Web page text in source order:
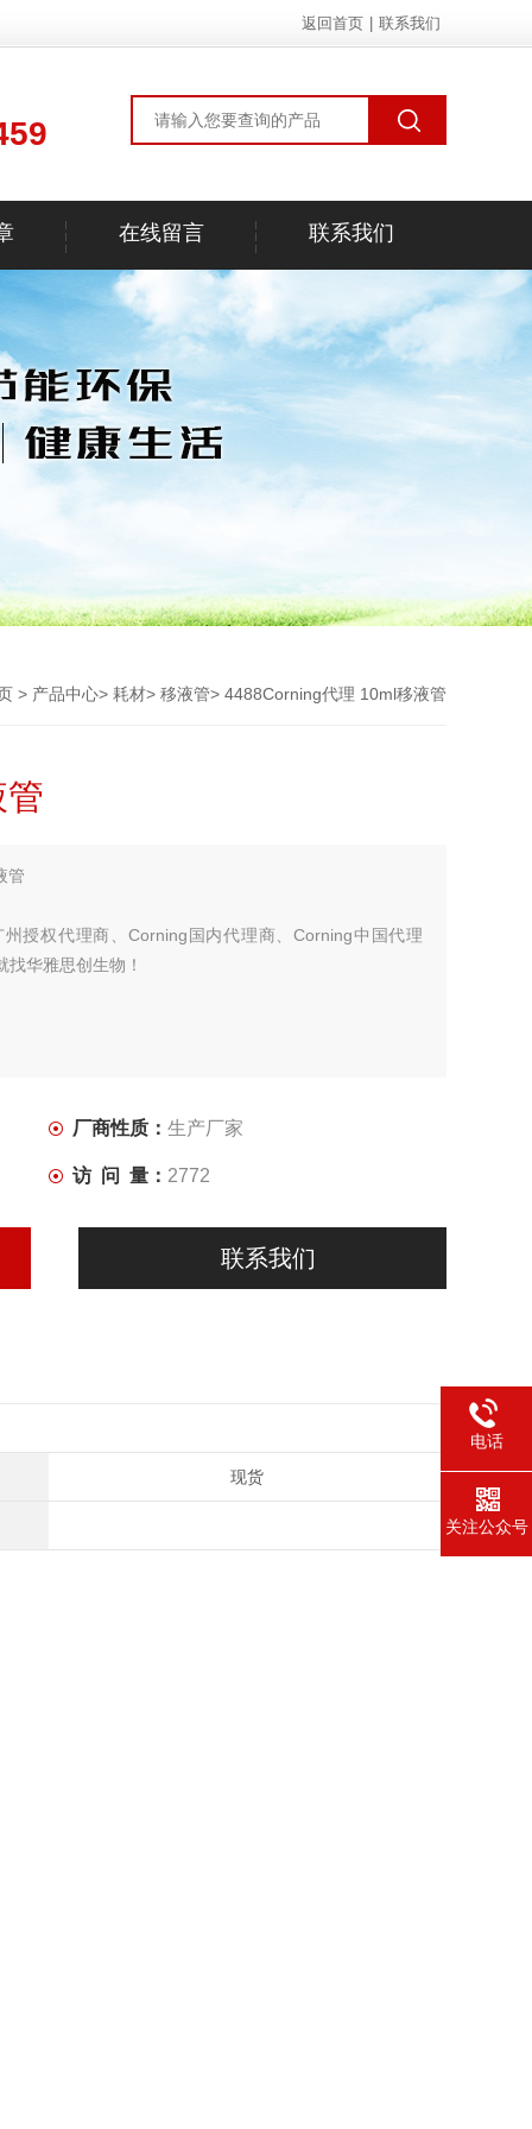
返回首页 联系我们
在线留言 联系我们
> 产品中心> 耗材> 移液管> 4488Corning代理 10ml移液管
管
授权代理商、Corning国内代理商、Corning中国代理
华雅思创生物！
厂商性质： 生产厂家
访 问 量： 2772
联系我们
现货
电话
关注公众号